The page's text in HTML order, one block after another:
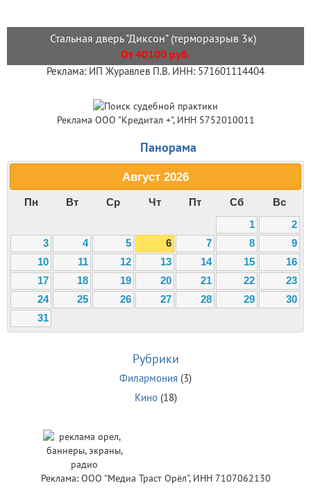
Стальная дверь "Диксон" (терморазрыв 3к)
От 40100 руб.
Реклама: ИП Журавлев П.В. ИНН: 571601114404
Реклама ООО "Кредитал +", ИНН 5752010011
Панорама
Август 2026
Пн Вт Ср Чт Пт Сб
Вс
1
2
3
4 5 6 7 8
9
10
11 12 13 14 15
16
17
18 19 20 21 22
23
24
25 26 27 28 29
30
31
Рубрики
Филармония (3)
Кино(18)
Реклама: ООО "Медиа Траст Орёл", ИНН 7107062130